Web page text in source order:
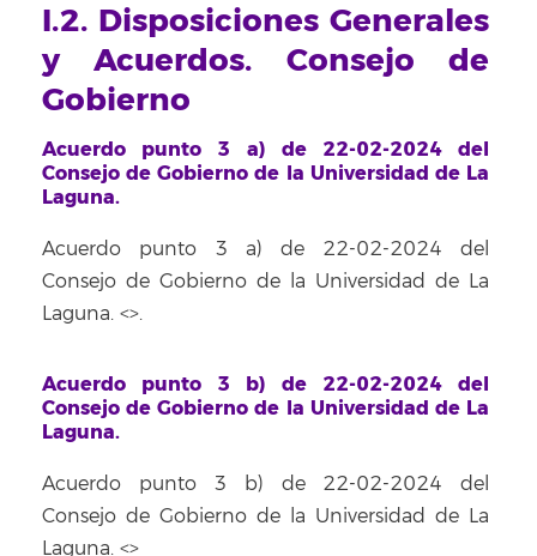
I.2. Disposiciones Generales
y Acuerdos. Consejo de
Gobierno
Acuerdo punto 3 a) de 22-02-2024 del
Consejo de Gobierno de la Universidad de La
Laguna.
Acuerdo punto 3 a) de 22-02-2024 del
Consejo de Gobierno de la Universidad de La
Laguna. <>.
Acuerdo punto 3 b) de 22-02-2024 del
Consejo de Gobierno de la Universidad de La
Laguna.
Acuerdo punto 3 b) de 22-02-2024 del
Consejo de Gobierno de la Universidad de La
Laguna. <>